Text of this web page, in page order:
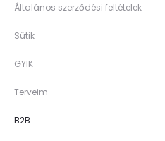
Általános szerződési feltételek
Sütik
GYIK
Terveim
B2B